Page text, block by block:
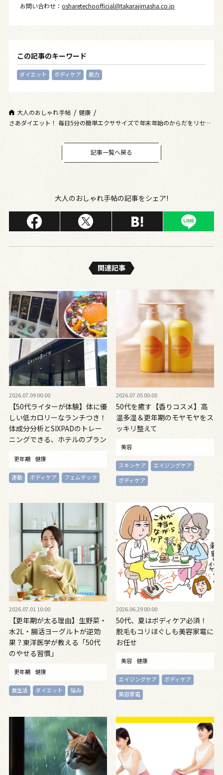
お問い合わせ：osharetechoofficial@takarajimasha.co.jp
この記事のキーワード
ダイエット ボディケア 筋力
大人のおしゃれ手帖
健康
さあダイエット！ 毎日5分の簡単エクササイズで年末年始のからだをリセッ
記事一覧へ戻る
大人のおしゃれ手帖の記事をシェア!
関連記事
2026.07.09 00:00
【50代ライターが体験】体に優
しい低カロリーなランチつき！
体成分分析とSIXPADのトレー
ニングできる、ホテルのプラン
ハ東京銀座
更年期 健康
運動 ボディケア フェムテック
2026.07.05 00:00
50代を癒す【香りコスメ】高
温多湿＆更年期のモヤモヤをス
ッキリ整えて
美容
スキンケア
エイジングケア
ボディケア
2026.07.01 10:00
【更年期が太る理由】生野菜・
水2L・腸活ヨーグルトが逆効
果？東洋医学が教える「50代
のやせる習慣」
更年期 健康
食生活 ダイエット 悩み
2026.06.29 00:00
50代、夏はボディケア必須！
脱毛もコリほぐしも美容家電に
お任せ
美容 健康
エイジングケア
ボディケア
美容家電